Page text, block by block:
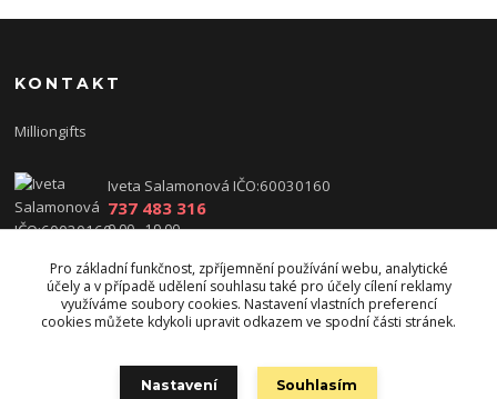
KONTAKT
Milliongifts
Iveta Salamonová IČO:60030160
737 483 316
9.00 - 19.00
iveta.salamonova@centrum.cz
Pro základní funkčnost, zpříjemnění používání webu, analytické
účely a v případě udělení souhlasu také pro účely cílení reklamy
využíváme soubory cookies. Nastavení vlastních preferencí
cookies můžete kdykoli upravit odkazem ve spodní části stránek.
Nastavení Souhlasím